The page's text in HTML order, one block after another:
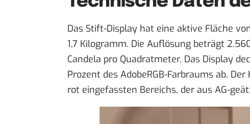
Das Stift-Display hat eine aktive Fläche
1,7 Kilogramm. Die Auflösung beträgt
Candela pro Quadratmeter. Das Display
Prozent des AdobeRGB-Farbraums ab.
rot eingefassten Bereichs, der aus AG-